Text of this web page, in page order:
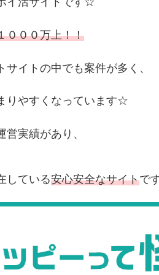
０００万上！！
サイトの中でも案件が多く、
りやすくなっています☆
営実績があり、
している安心安全なサイト